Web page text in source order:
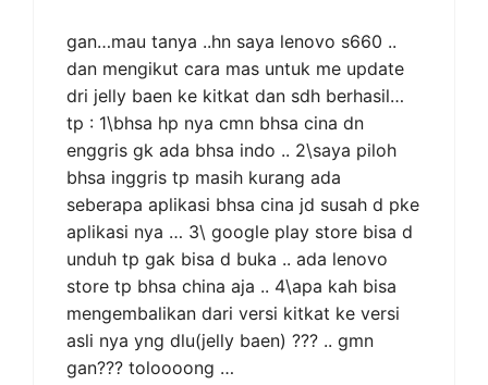
gan…mau tanya ..hn saya lenovo s660 ..
dan mengikut cara mas untuk me update
dri jelly baen ke kitkat dan sdh berhasil…
tp : 1\bhsa hp nya cmn bhsa cina dn
enggris gk ada bhsa indo .. 2\saya piloh
bhsa inggris tp masih kurang ada
seberapa aplikasi bhsa cina jd susah d pke
aplikasi nya … 3\ google play store bisa d
unduh tp gak bisa d buka .. ada lenovo
store tp bhsa china aja .. 4\apa kah bisa
mengembalikan dari versi kitkat ke versi
asli nya yng dlu(jelly baen) ??? .. gmn
gan??? toloooong …